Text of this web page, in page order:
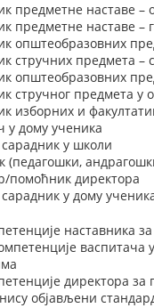
предметне наставе –
предметне наставе –
општеобразовних
стручних предмета –
општеобразовних
стручног предмета у
изборних и
у дому ученика
у школи
(педагошки,
помоћник директора
у дому
наставника
директора
објављени